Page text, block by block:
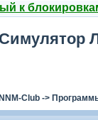
к
Club ->